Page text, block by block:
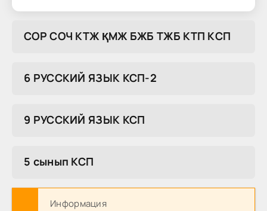
COP COЧ KTЖ ҚMЖ БЖБ TЖБ KTП KCП
6 РУССКИЙ ЯЗЫК КСП-2
9 РУССКИЙ ЯЗЫК КСП
5 сынып КСП
Информация